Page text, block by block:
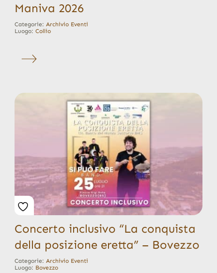
Maniva 2026
Categorie: Archivio Eventi
Luogo: Collio
Concerto inclusivo “La conquista
della posizione eretta” – Bovezzo
Categorie: Archivio Eventi
Luogo: Bovezzo